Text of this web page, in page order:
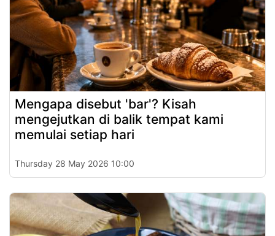
Mengapa disebut 'bar'? Kisah
mengejutkan di balik tempat kami
memulai setiap hari
Thursday 28 May 2026 10:00